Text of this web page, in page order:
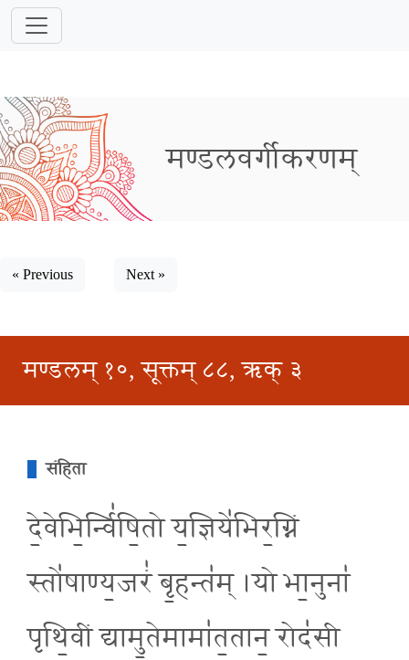
मण्डलवर्गीकरणम्
« Previous Next »
मण्डलम् १०, सूक्तम् ८८, ऋक् ३
संहिता
दे॒वेभि॒र्न्वि॑षि॒तो य॒ज्ञिये॑भिर॒ग्निं
स्तो॑षाण्य॒जरं॑ बृ॒हन्त॑म् ।यो भा॒नुना॑
पृथि॒वीं द्यामु॒तेमामा॑त॒तान॒ रोद॑सी